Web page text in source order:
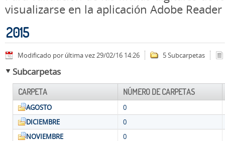
visualizarse en la aplicación Adobe Reader
2015
Modificado por última vez 29/02/16 14:26 5 Subcarpetas
Subcarpetas
CARPETA NÚMERO DE CARPETAS
AGOSTO
0
DICIEMBRE
0
NOVIEMBRE
0